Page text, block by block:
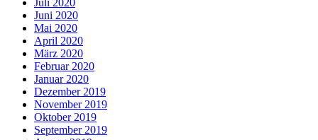
Juni 2020
Mai 2020
April 2020
März 2020
Februar 2020
Januar 2020
Dezember 2019
November 2019
Oktober 2019
September 2019